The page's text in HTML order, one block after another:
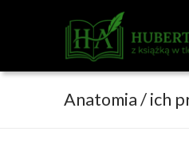
Anatomia / ich